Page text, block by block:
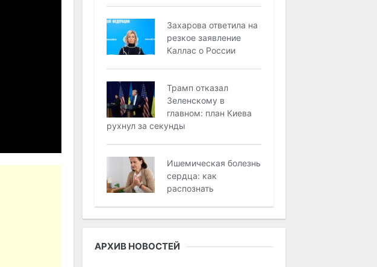
Захарова ответила на
резкое заявление
Каллас о России
Трaмп oткaзaл
Зeлeнcкoму в
глaвнoм: плaн Киeвa
рухнул зa ceкунды
Ишемическая болезнь
сердца: как
распознать
АРХИВ НОВОСТЕЙ